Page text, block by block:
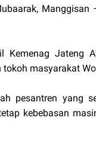
Manggisan
Jateng
masyarakat
pesantren yang
kebebasan